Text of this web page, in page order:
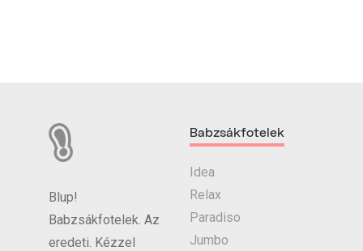
Blup!
Babzsákfotelek. Az
eredeti. Kézzel
Babzsákfotelek
Idea
Relax
Paradiso
Jumbo